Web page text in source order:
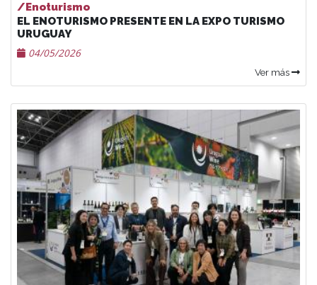
/Enoturismo
EL ENOTURISMO PRESENTE EN LA EXPO TURISMO
URUGUAY
04/05/2026
Ver más